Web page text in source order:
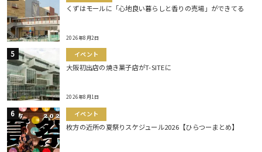
くずはモールに「心地良い暮らしと香りの売場」ができてる
2026年8月2日
イベント
大阪初出店の焼き菓子店がT-SITEに
2026年8月1日
イベント
枚方の近所の夏祭りスケジュール2026【ひらつーまとめ】